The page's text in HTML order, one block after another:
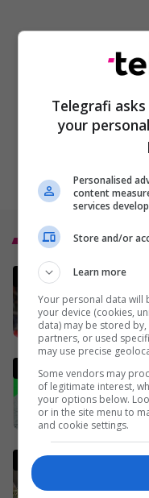
Top 5
Telegrafi
your
Personalised
content
services
Store and/or
Learn more
Your personal data
your device (cookies,
data) may be stored
partners, or used
may use precise
Some vendors may
of legitimate interest,
your options below.
or in the site menu to
and cookie settings.